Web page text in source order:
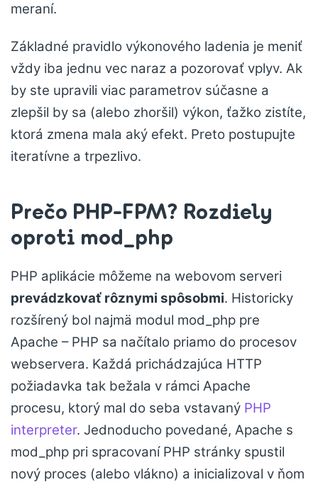
meraní.
Základné pravidlo výkonového ladenia je meniť
vždy iba jednu vec naraz a pozorovať vplyv. Ak
by ste upravili viac parametrov súčasne a
zlepšil by sa (alebo zhoršil) výkon, ťažko zistíte,
ktorá zmena mala aký efekt. Preto postupujte
iteratívne a trpezlivo.
Prečo PHP-FPM? Rozdiely
oproti mod_php
PHP aplikácie môžeme na webovom serveri
prevádzkovať rôznymi spôsobmi. Historicky
rozšírený bol najmä modul mod_php pre
Apache – PHP sa načítalo priamo do procesov
webservera. Každá prichádzajúca HTTP
požiadavka tak bežala v rámci Apache
procesu, ktorý mal do seba vstavaný PHP
interpreter. Jednoducho povedané, Apache s
mod_php pri spracovaní PHP stránky spustil
nový proces (alebo vlákno) a inicializoval v ňom